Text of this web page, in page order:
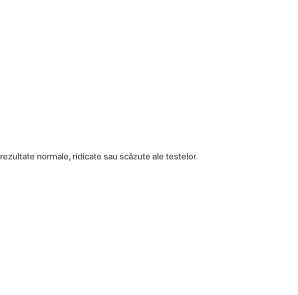
normale, ridicate sau scăzute ale testelor.